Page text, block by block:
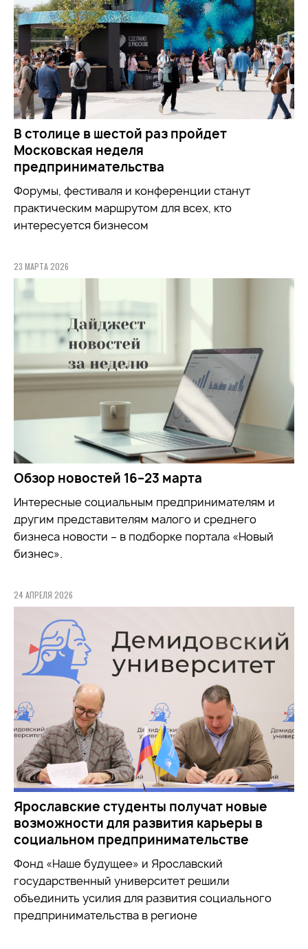
В столице в шестой раз пройдет
Московская неделя
предпринимательства
Форумы, фестиваля и конференции станут
практическим маршрутом для всех, кто
интересуется бизнесом
23 МАРТА 2026
Обзор новостей 16–23 марта
Интересные социальным предпринимателям и
другим представителям малого и среднего
бизнеса новости – в подборке портала «Новый
бизнес».
24 АПРЕЛЯ 2026
Ярославские студенты получат новые
возможности для развития карьеры в
социальном предпринимательстве
Фонд «Наше будущее» и Ярославский
государственный университет решили
объединить усилия для развития социального
предпринимательства в регионе